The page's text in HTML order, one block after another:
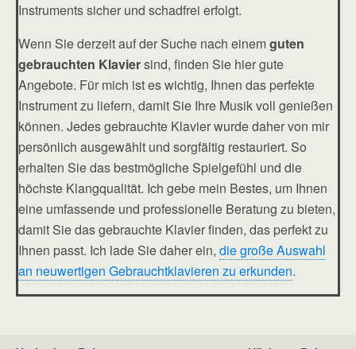
Instruments sicher und schadfrei erfolgt.
Wenn Sie derzeit auf der Suche nach einemguten
gebrauchten Klaviersind, finden Sie hier gute
Angebote. Für mich ist es wichtig, Ihnen das perfekte
Instrument zu liefern, damit Sie Ihre Musik voll genießen
können. Jedes gebrauchte Klavier wurde daher von mir
persönlich ausgewählt und sorgfältig restauriert. So
erhalten Sie das bestmögliche Spielgefühl und die
höchste Klangqualität. Ich gebe mein Bestes, um Ihnen
eine umfassende und professionelle Beratung zu bieten,
damit Sie das gebrauchte Klavier finden, das perfekt zu
Ihnen passt. Ich lade Sie daher ein, die große Auswahl
an neuwertigen Gebrauchtklavieren zu erkunden.